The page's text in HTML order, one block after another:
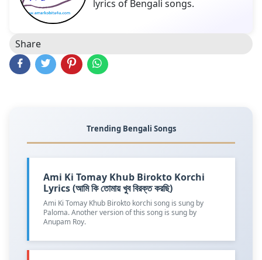
lyrics of Bengali songs.
Share
Trending Bengali Songs
Ami Ki Tomay Khub Birokto Korchi
Lyrics (আমি কি তোমায় খুব বিরক্ত করছি)
Ami Ki Tomay Khub Birokto korchi song is sung by
Paloma. Another version of this song is sung by
Anupam Roy.